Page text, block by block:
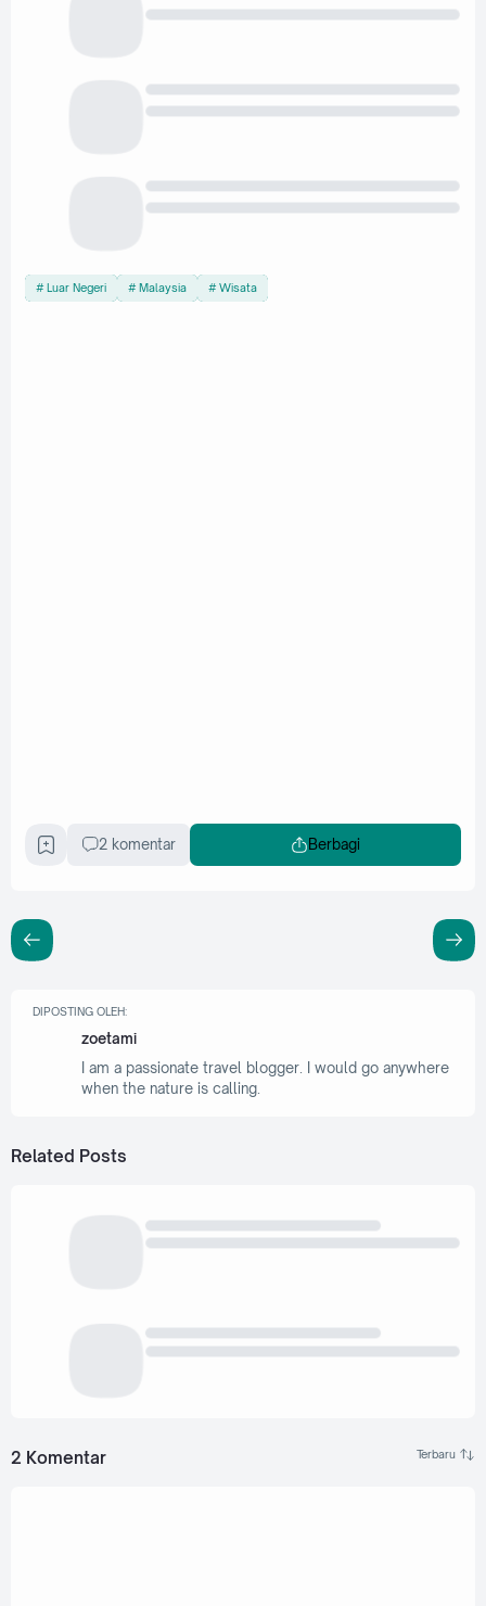
Luar Negeri Malaysia Wisata
2 komentar Berbagi
DIPOSTING OLEH:
zoetami
I am a passionate travel blogger. I would go anywhere
when the nature is calling.
Related Posts
2 Komentar